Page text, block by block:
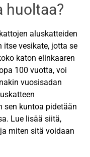
huoltaa?
aluskatteiden
vesikate, jotta se
katon elinkaaren
100 vuotta, voi
vuosisadan
sen kuntoa pidetään
Lue lisää siitä,
miten sitä voidaan